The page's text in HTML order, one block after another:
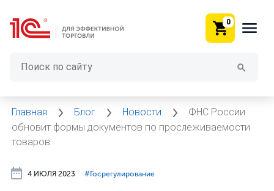
0
Главная Блог Новости
ФНС России
обновит формы документов по прослеживаемости
товаров
4 ИЮЛЯ 2023 #⁣Госрегулирование